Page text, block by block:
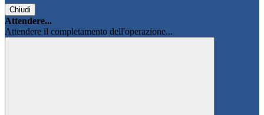
Chiudi
Attendere...
Attendere il completamento dell'operazione...